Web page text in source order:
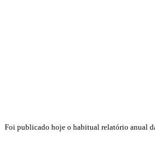
Foi publicado hoje o habitual relatório anual